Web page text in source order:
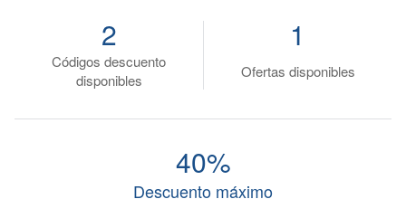
Códigos descuento
disponibles
2
Ofertas disponibles
1
Descuento máximo
40%